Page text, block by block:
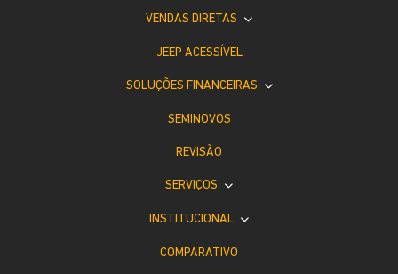
VENDAS DIRETAS
JEEP ACESSÍVEL
SOLUÇÕES FINANCEIRAS
SEMINOVOS
REVISÃO
SERVIÇOS
INSTITUCIONAL
COMPARATIVO